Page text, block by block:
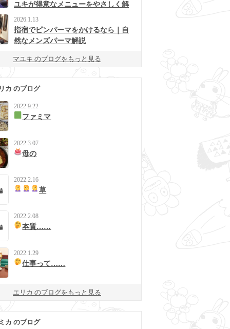
ユキが得意なメニューをやさしく解
2026.1.13
指宿でピンパーマをかけるなら｜自
然なメンズパーマ解説
マユキ のブログをもっと見る
カ のブログ
2022.9.22
ファミマ
2022.3.07
母の
2022.2.16
草
2022.2.08
本質……
2022.1.29
仕事って……
エリカ のブログをもっと見る
カ のブログ